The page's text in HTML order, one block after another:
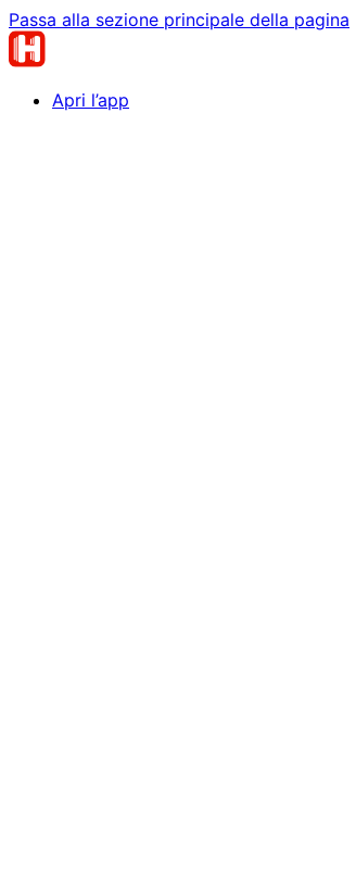
Passa alla sezione principale della pagina
Apri l’app